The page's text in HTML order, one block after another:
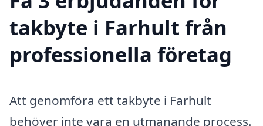
takbyte i Farhult från
professionella företag
Att genomföra ett takbyte i Farhult
behöver inte vara en utmanande process.